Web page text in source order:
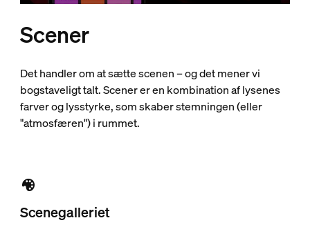
Scener
Det handler om at sætte scenen – og det mener vi
bogstaveligt talt. Scener er en kombination af lysenes
farver og lysstyrke, som skaber stemningen (eller
"atmosfæren") i rummet.
Scenegalleriet